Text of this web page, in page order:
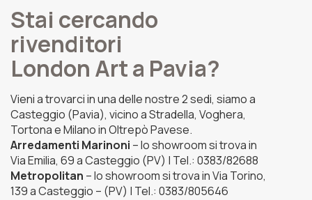
Stai cercando
rivenditori
London Art a Pavia?
Vieni a trovarci in una delle nostre 2 sedi, siamo a
Casteggio (Pavia), vicino a Stradella, Voghera,
Tortona e Milano in Oltrepò Pavese.
Arredamenti Marinoni – lo showroom si trova in
Via Emilia, 69 a Casteggio (PV) | Tel.: 0383/82688
Metropolitan – lo showroom si trova in Via Torino,
139 a Casteggio – (PV) | Tel.: 0383/805646